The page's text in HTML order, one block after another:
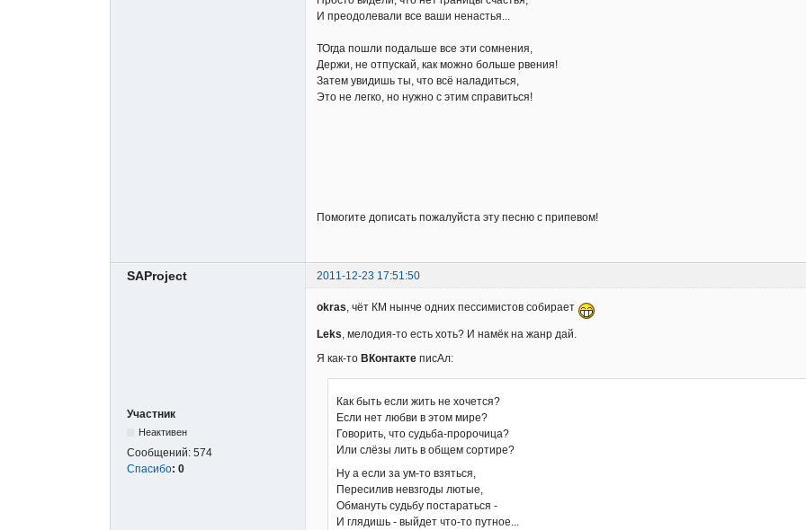
И преодолевали все ваши ненастья...
ТОгда пошли подальше все эти сомнения,
Держи, не отпускай, как можно больше рвения!
Затем увидишь ты, что всё наладиться,
Это не легко, но нужно с этим справиться!
Помогите дописать пожалуйста эту песню с припевом!
SAProject 2011-12-23 17:51:50
Участник
Неактивен
Сообщений: 574
Спасибо: 0
okras, чёт КМ нынче одних пессимистов собирает
Leks, мелодия-то есть хоть? И намёк на жанр дай.
Я как-то ВКонтакте писАл:
Как быть если жить не хочется?
Если нет любви в этом мире?
Говорить, что судьба-пророчица?
Или слёзы лить в общем сортире?
Ну а если за ум-то взяться,
Пересилив невзгоды лютые,
Обмануть судьбу постараться -
И глядишь - выйдет что-то путное...